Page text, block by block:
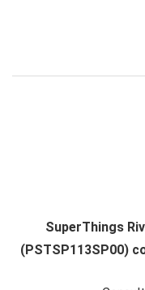
SuperThings
(PSTSP113SP00)